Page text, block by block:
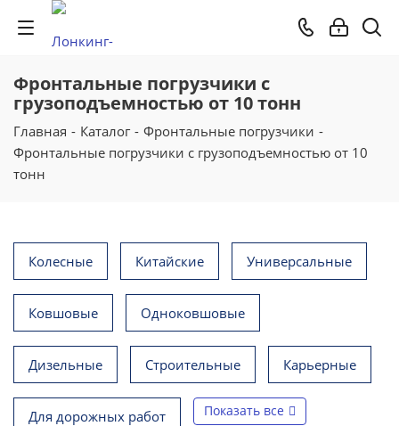
Фронтальные погрузчики с
грузоподъемностью от 10 тонн
Главная - Каталог - Фронтальные погрузчики -
Фронтальные погрузчики с грузоподъемностью от 10
тонн
Колесные Китайские Универсальные
Ковшовые Одноковшовые
Дизельные Строительные Карьерные
Для дорожных работ Показать все